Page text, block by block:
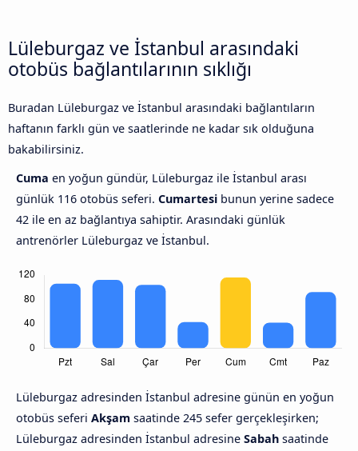
Lüleburgaz ve İstanbul arasındaki
otobüs bağlantılarının sıklığı
Buradan Lüleburgaz ve İstanbul arasındaki bağlantıların
haftanın farklı gün ve saatlerinde ne kadar sık olduğuna
bakabilirsiniz.
Cuma en yoğun gündür, Lüleburgaz ile İstanbul arası
günlük 116 otobüs seferi. Cumartesi bunun yerine sadece
42 ile en az bağlantıya sahiptir. Arasındaki günlük
antrenörler Lüleburgaz ve İstanbul.
Lüleburgaz adresinden İstanbul adresine günün en yoğun
otobüs seferi Akşam saatinde 245 sefer gerçekleşirken;
Lüleburgaz adresinden İstanbul adresine Sabah saatinde